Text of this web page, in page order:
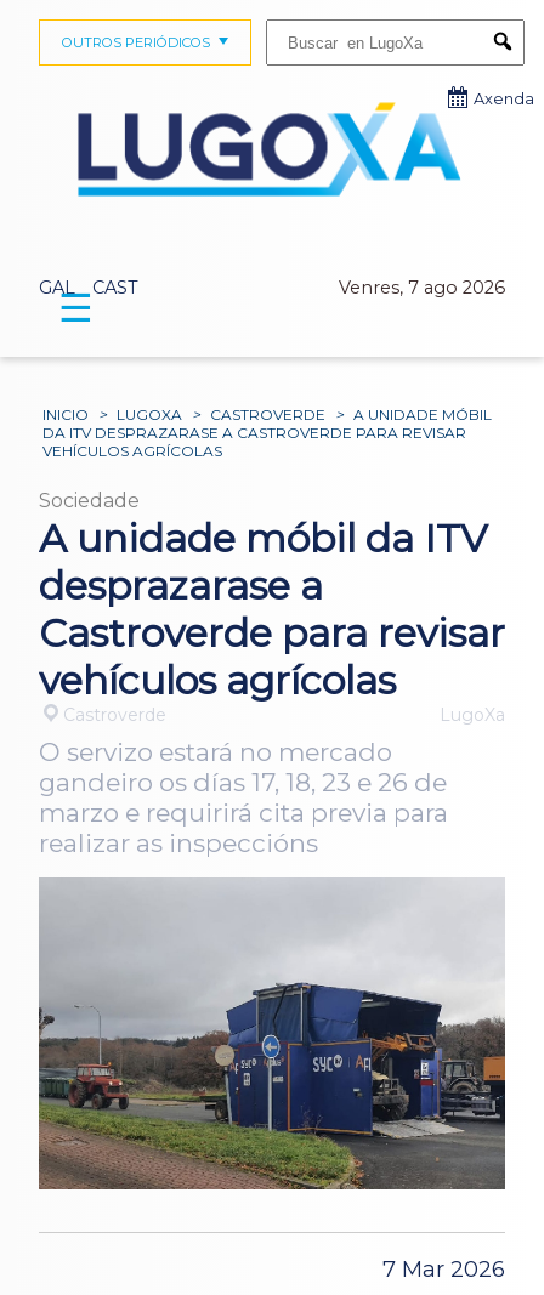
GAL CAST Venres, 7 ago 2026
OUTROS PERIÓDICOS
Axenda
☰
INICIO > LUGOXA > CASTROVERDE > A UNIDADE MÓBIL
DA ITV DESPRAZARASE A CASTROVERDE PARA REVISAR
VEHÍCULOS AGRÍCOLAS
Sociedade
A unidade móbil da ITV
desprazarase a
Castroverde para revisar
vehículos agrícolas
Castroverde LugoXa
O servizo estará no mercado
gandeiro os días 17, 18, 23 e 26 de
marzo e requirirá cita previa para
realizar as inspeccións
7 Mar 2026